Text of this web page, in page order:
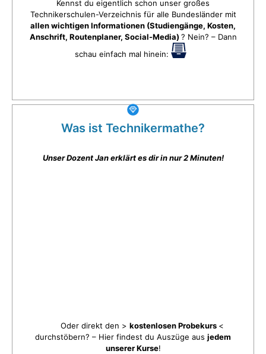
Kennst du eigentlich schon unser großes
Technikerschulen-Verzeichnis für alle Bundesländer mit
allen wichtigen Informationen (Studiengänge, Kosten,
Anschrift, Routenplaner, Social-Media) ? Nein? – Dann
schau einfach mal hinein:
Was ist Technikermathe?
Unser Dozent Jan erklärt es dir in nur 2 Minuten!
Oder direkt den > kostenlosen Probekurs <
durchstöbern? – Hier findest du Auszüge aus jedem
unserer Kurse!